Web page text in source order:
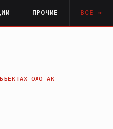
ПРОЧИЕ ВСЕ →
ОАО АК